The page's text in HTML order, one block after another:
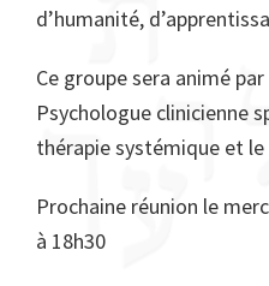
d’humanité,
Ce groupe sera animé
Psychologue clinicienne
thérapie systémique et le
Prochaine réunion le
à 18h30